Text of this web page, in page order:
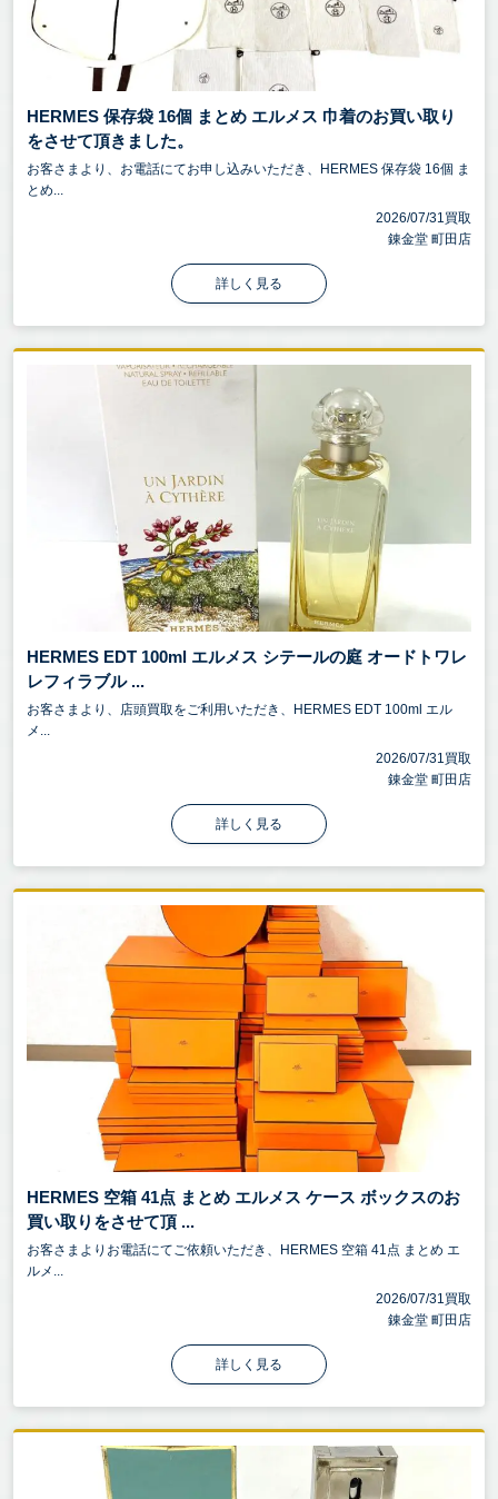
HERMES 保存袋 16個 まとめ エルメス 巾着のお買い取り
をさせて頂きました。
お客さまより、お電話にてお申し込みいただき、HERMES 保存袋 16個 ま
とめ...
2026/07/31買取
錬金堂 町田店
詳しく見る
HERMES EDT 100ml エルメス シテールの庭 オードトワレ
レフィラブル ...
お客さまより、店頭買取をご利用いただき、HERMES EDT 100ml エル
メ...
2026/07/31買取
錬金堂 町田店
詳しく見る
HERMES 空箱 41点 まとめ エルメス ケース ボックスのお
買い取りをさせて頂 ...
お客さまよりお電話にてご依頼いただき、HERMES 空箱 41点 まとめ エ
ルメ...
2026/07/31買取
錬金堂 町田店
詳しく見る